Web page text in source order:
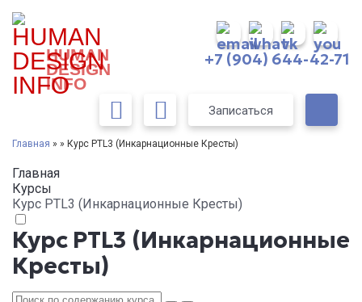
HUMAN
DESIGN
INFO
+7 (904) 644-42-71
Записаться
Главная » » Курс PTL3 (Инкарнационные Кресты)
Главная
Курсы
Курс PTL3 (Инкарнационные Кресты)
Курс PTL3 (Инкарнационные
Кресты)